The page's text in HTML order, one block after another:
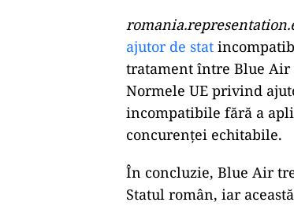
ajutor de stat
tratament între Blue
Normele UE privind
incompatibile fără a
concurenței echitabile.
În concluzie, Blue Air
Statul român, iar